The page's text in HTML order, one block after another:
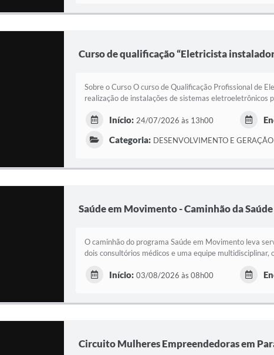
Curso de qualificação “Eletricista
Sobre o Curso O curso de Qualificação Profissional de
realização de instalações de sistemas eletroeletrônicos
Início: 24/07/2026 às 13h00
Categoria: DESENVOLVIMENTO E
Saúde em Movimento - Caminhão da
O caminhão do programa Saúde em Movimento leva
dois consultórios médicos e uma equipe
Início: 03/08/2026 às 08h00
Circuito Mulheres Empreendedoras em